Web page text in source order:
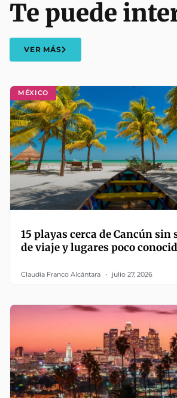
MÉXICO
15 playas cerca de Cancún sin
de viaje y lugares poco
Claudia Franco Alcántara julio 27, 2026
Te puede
VER MÁS